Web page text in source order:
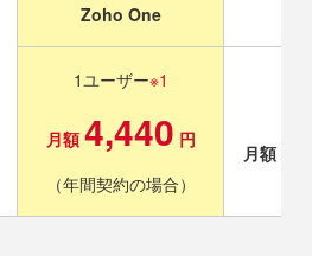
Zoho One
1ユーザー※1
月額4,440 円
（年間契約の場合）
月額